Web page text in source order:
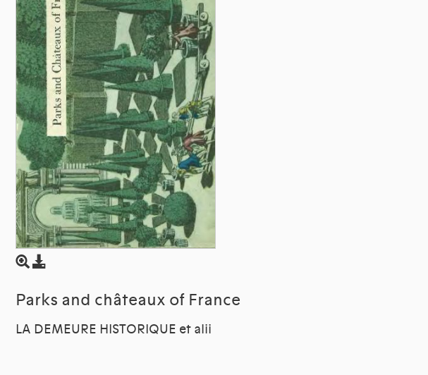
Parks and châteaux of France
LA DEMEURE HISTORIQUE et alii